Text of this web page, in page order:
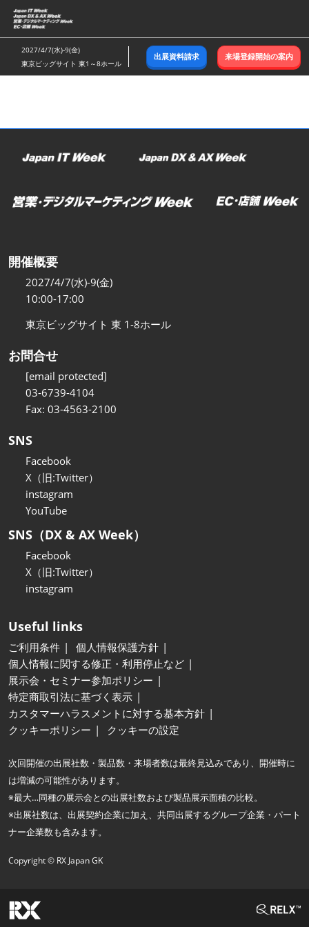
ス
キ
ッ
し
む
2027/4/7(水)-9(金)
東京ビッグサイト 東1～8ホール
出展資料請求 来場登録開始の案内
開催概要
2027/4/7(水)-9(金)
10:00-17:00
東京ビッグサイト 東 1-8ホール
お問合せ
[email protected]
03-6739-4104
Fax: 03-4563-2100
SNS
Facebook
X（旧:Twitter）
instagram
YouTube
SNS（DX & AX Week）
Facebook
X（旧:Twitter）
instagram
Useful links
ご利用条件
個人情報保護方針
個人情報に関する修正・利用停止など
展示会・セミナー参加ポリシー
特定商取引法に基づく表示
カスタマーハラスメントに対する基本方針
クッキーポリシー
クッキーの設定
次回開催の出展社数・製品数・来場者数は最終見込みであり、開催時に
は増減の可能性があります。
※最大…同種の展示会との出展社数および製品展示面積の比較。
※出展社数は、出展契約企業に加え、共同出展するグループ企業・パート
ナー企業数も含みます。
Copyright © RX Japan GK